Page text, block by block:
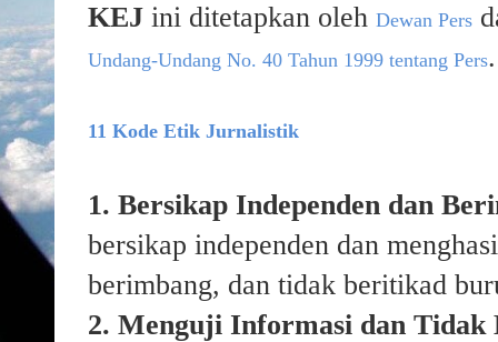
KEJ ini ditetapkan oleh Dewan Pers
Undang-Undang No. 40 Tahun 1999 tentang Pers.
11 Kode Etik Jurnalistik
1. Bersikap Independen dan
bersikap independen dan
berimbang, dan tidak beritikad
2. Menguji Informasi dan Tidak